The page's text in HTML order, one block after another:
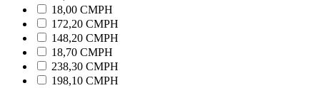
18,00 CMPH
172,20 CMPH
148,20 CMPH
18,70 CMPH
238,30 CMPH
198,10 CMPH